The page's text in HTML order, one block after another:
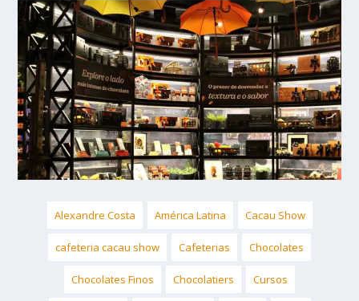
Alexandre Costa América Latina Cacau Show
cafeteria cacau show Cafeterias Chocolates
Chocolates Finos Chocolatiers Cursos